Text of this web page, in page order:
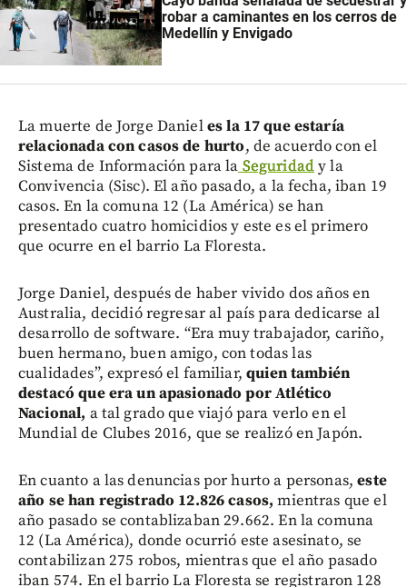
robar a caminantes en los cerros de
Medellín y Envigado
La muerte de Jorge Danieles la 17 que estaría
relacionada con casos de hurto, de acuerdo con el
Sistema de Información para la Seguridady la
Convivencia (Sisc). El año pasado, a la fecha, iban 19
casos. En la comuna 12 (La América) se han
presentado cuatro homicidios y este es el primero
que ocurre en el barrio La Floresta.
Jorge Daniel, después de haber vivido dos años en
Australia, decidió regresar al país para dedicarse al
desarrollo de software. “Era muy trabajador, cariño,
buen hermano, buen amigo, con todas las
cualidades”, expresó el familiar, quien también
destacó que era un apasionado por Atlético
Nacional, a tal grado que viajó para verlo en el
Mundial de Clubes 2016, que se realizó en Japón.
En cuanto a las denuncias por hurto a personas, este
año se han registrado 12.826 casos, mientras que el
año pasado se contablizaban 29.662. En la comuna
12 (La América), donde ocurrió este asesinato, se
contabilizan 275 robos, mientras que el año pasado
iban 574. En el barrio La Floresta se registraron 128